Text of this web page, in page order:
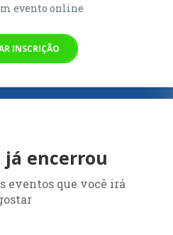
evento online
INSCRIÇÃO
já encerrou
eventos que você irá